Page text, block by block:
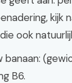
kijk
ook
B6.